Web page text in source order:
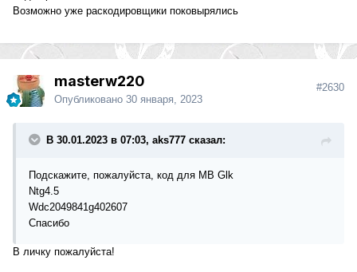
Возможно уже раскодировщики поковырялись
masterw220
Опубликовано 30 января, 2023
#2630
В 30.01.2023 в 07:03, aks777 сказал:
Подскажите, пожалуйста, код для MB Glk
Ntg4.5
Wdc2049841g402607
Спасибо
В личку пожалуйста!